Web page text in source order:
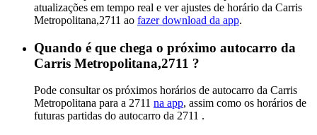
atualizações em tempo real e ver ajustes de horário da Carris
Metropolitana,2711 ao fazer download da app.
Quando é que chega o próximo autocarro da
Carris Metropolitana,2711 ?
Pode consultar os próximos horários de autocarro da Carris
Metropolitana para a 2711 na app, assim como os horários de
futuras partidas do autocarro da 2711 .